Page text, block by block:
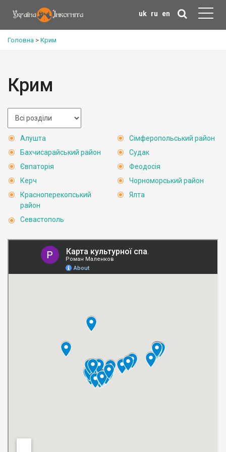
uk ru en
Головна > Крим
Крим
Алушта
Бахчисарайський район
Євпаторія
Керч
Красноперекопський
район
Севастополь
Сімферопольський район
Судак
Феодосія
Чорноморський район
Ялта